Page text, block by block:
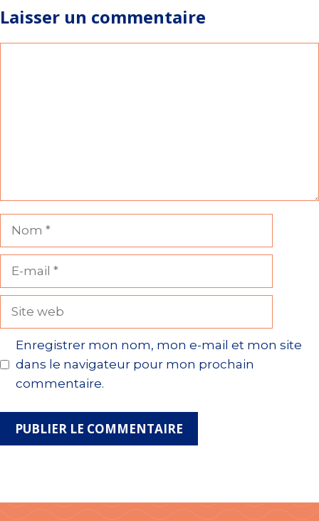
Laisser un commentaire
Nom
Site
Enregistrer mon nom, mon e-mail et mon site
dans le navigateur pour mon prochain
commentaire.